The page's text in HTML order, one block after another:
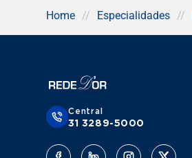
Home // Especialidades //
Central
31 3289-5000